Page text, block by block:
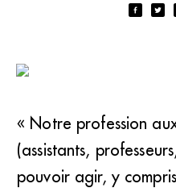
« Notre profession
(assistants,
pouvoir agir, y